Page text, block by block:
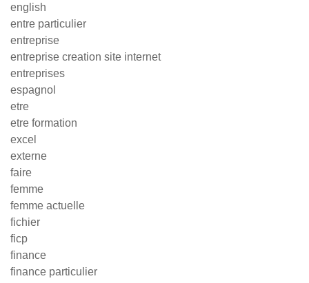
english
entre particulier
entreprise
entreprise creation site internet
entreprises
espagnol
etre
etre formation
excel
externe
faire
femme
femme actuelle
fichier
ficp
finance
finance particulier